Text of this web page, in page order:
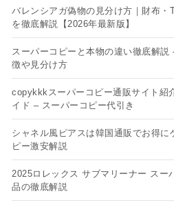
バレンシアガ偽物の見分け方｜財布
を徹底解説【2026年最新版】
スーパーコピーと本物の違い徹底解
徴や見分け方
copykkkスーパーコピー通販サイト紹
イド – スーパーコピー代引き
シャネル風ピアスは韓国通販でお得に
ピー​激安解説
2025ロレックス サブマリーナー スー
品の徹底解説